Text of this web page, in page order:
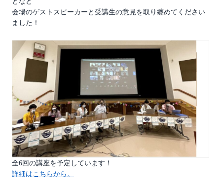
会場のゲストスピーカーと受講生の意見を取り纏めてください
ました！
全6回の講座を予定しています！
詳細はこちらから。